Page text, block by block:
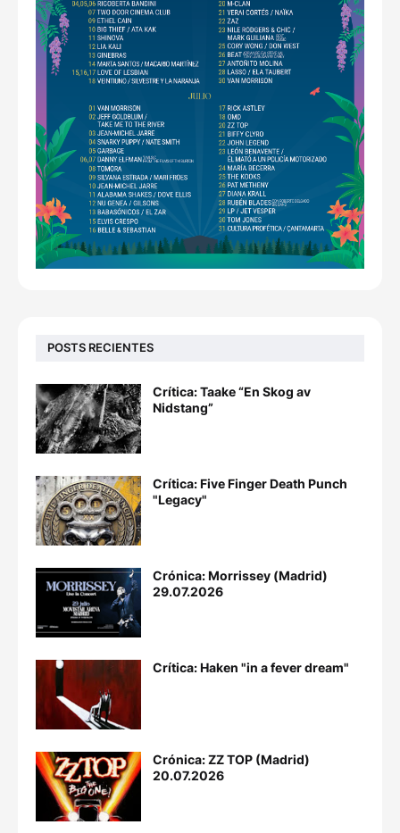
POSTS RECIENTES
Crítica: Taake “En Skog av
Nidstang”
Crítica: Five Finger Death Punch
"Legacy"
Crónica: Morrissey (Madrid)
29.07.2026
Crítica: Haken "in a fever dream"
Crónica: ZZ TOP (Madrid)
20.07.2026